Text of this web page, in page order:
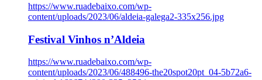
https://www.ruadebaixo.com/wp-
content/uploads/2023/06/aldeia-galega2-335x256.jpg
Festival Vinhos n’Aldeia
https://www.ruadebaixo.com/wp-
content/uploads/2023/06/488496-the20spot20pt_04-5b72a6-